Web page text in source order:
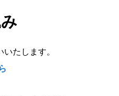
たします。